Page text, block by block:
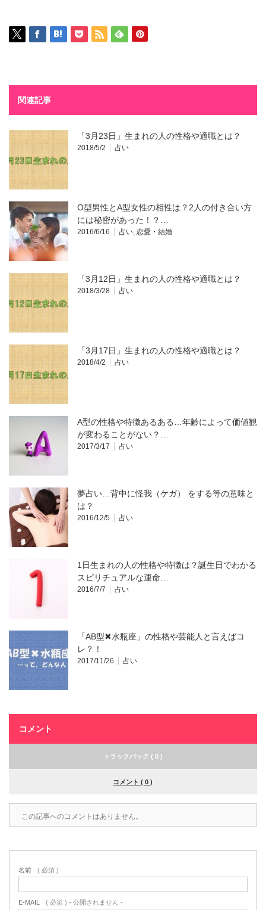
関連記事
「3月23日」生まれの人の性格や適職とは？
2018/5/2 占い
O型男性とA型女性の相性は？2人の付き合い方
には秘密があった！？…
2016/6/16 占い 恋愛・結婚
「3月12日」生まれの人の性格や適職とは？
2018/3/28 占い
「3月17日」生まれの人の性格や適職とは？
2018/4/2 占い
A型の性格や特徴あるある…年齢によって価値観
が変わることがない？…
2017/3/17 占い
夢占い…背中に怪我（ケガ） をする等の意味と
は？
2016/12/5 占い
1日生まれの人の性格や特徴は？誕生日でわかる
スピリチュアルな運命…
2016/7/7 占い
「AB型✖水瓶座」の性格や芸能人と言えばコ
レ？！
2017/11/26 占い
コメント
トラックバック ( 0 )
コメント ( 0 )
この記事へのコメントはありません。
名前 ( 必須 )
E-MAIL ( 必須 ) - 公開されません -